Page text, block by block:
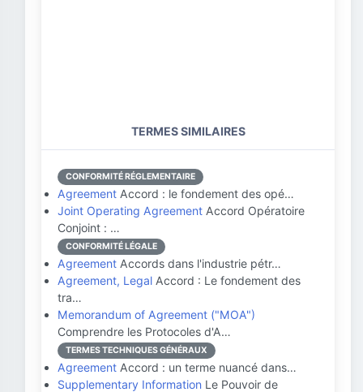
TERMES SIMILAIRES
CONFORMITÉ RÉGLEMENTAIRE
Agreement Accord : le fondement des opé…
Joint Operating Agreement Accord Opératoire
Conjoint : …
CONFORMITÉ LÉGALE
Agreement Accords dans l'industrie pétr…
Agreement, Legal Accord : Le fondement des
tra…
Memorandum of Agreement ("MOA")
Comprendre les Protocoles d'A…
TERMES TECHNIQUES GÉNÉRAUX
Agreement Accord : un terme nuancé dans…
Supplementary Information Le Pouvoir de